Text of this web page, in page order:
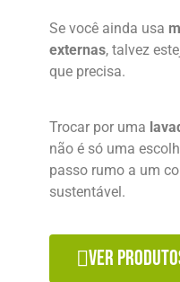
Se você ainda usa
externas, talvez
que precisa.
Trocar por uma
não é só uma
passo rumo a um
sustentável.
VER